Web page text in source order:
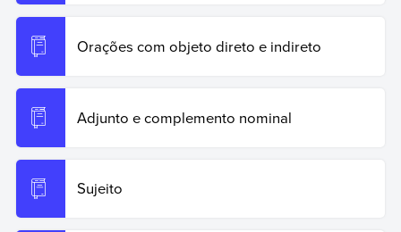
Orações com objeto direto e indireto
Adjunto e complemento nominal
Sujeito